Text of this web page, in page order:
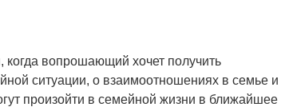
когда вопрошающий хочет получить
ситуации, о взаимоотношениях в семье и
произойти в семейной жизни в ближайшее